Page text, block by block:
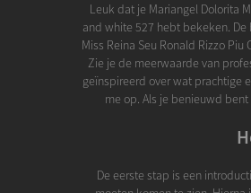
Leuk dat je Mariangel Dolorita
and white 527 hebt bekeken.
Miss Reina Seu Ronald Rizzo
Zie je de meerwaarde van
geïnspireerd over wat prachtige
me op. Als je benieuwd
De eerste stap is een